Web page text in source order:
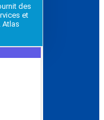
des
et
Atlas